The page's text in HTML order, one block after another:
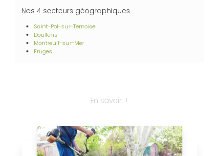
Nos 4 secteurs géographiques
Saint-Pol-sur-Ternoise
Doullens
Montreuil-sur-Mer
Fruges
En savoir +